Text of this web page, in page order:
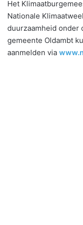
Het
Nationale
duurzaamheid onder
gemeente Oldambt
aanmelden via